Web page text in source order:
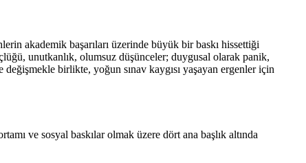
akademik başarıları üzerinde büyük bir baskı hissettiği
unutkanlık, olumsuz düşünceler; duygusal olarak panik,
birlikte, yoğun sınav kaygısı yaşayan ergenler için
ve sosyal baskılar olmak üzere dört ana başlık altında